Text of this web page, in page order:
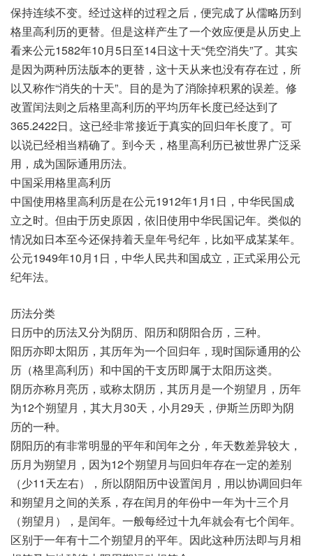
保持连续不变。经过这样的过程之后，便完成了从儒略历到
格里高利历的更替。但是这样产生了一个效应便是从历史上
看来公元1582年10月5日至14日这十天“凭空消失”了。其实
是因为两种历法版本的更替，这十天从来也没有存在过，所
以又称作“消失的十天”。目的是为了消除掉积累的误差。修
改置闰法则之后格里高利历的平均历年长度已经达到了
365.2422日。这已经非常接近于真实的回归年长度了。可
以说已经相当精确了。到今天，格里高利历已被世界广泛采
用，成为国际通用历法。
中国采用格里高利历
中国使用格里高利历是在公元1912年1月1日，中华民国成
立之时。但由于历史原因，依旧使用中华民国记年。类似的
情况如日本至今还保持着天皇年号纪年，比如平成某某年。
公元1949年10月1日，中华人民共和国成立，正式采用公元
纪年法。
历法分类
日历中的历法又分为阴历、阳历和阴阳合历，三种。
阳历亦即太阳历，其历年为一个回归年，现时国际通用的公
历（格里高利历）和中国的干支历即属于太阳历这类。
阴历亦称月亮历，或称太阴历，其历月是一个朔望月，历年
为12个朔望月，其大月30天，小月29天，伊斯兰历即为阴
历的一种。
阴阳历的有非常明显的平年和闰年之分，年天数差异较大，
历月为朔望月，因为12个朔望月与回归年存在一定的差别
（少11天左右），所以阴阳历中设置闰月，用以协调回归年
和朔望月之间的关系，存在闰月的年份中一年为十三个月
（朔望月），是闰年。一般每经过十九年就会有七个闰年。
区别于一年有十二个朔望月的平年。因此这种历法即与月相